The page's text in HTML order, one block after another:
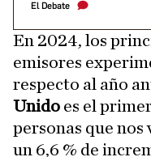
El Debate
En 2024, los
emisores
respecto al año
Unido es el
personas que nos
un 6,6 % de